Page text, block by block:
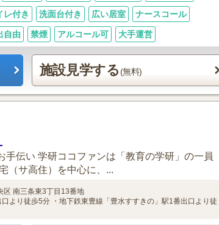
レ付き 洗面台付き 広い居室 ナースコール
自由 禁煙 アルコール可 大手運営
施設見学する (無料)
手伝い 学研ココファンは「教育の学研」の一員
（サ高住）を中心に、...
区 南三条東3丁目13番地
より徒歩5分 ・地下鉄東豊線「豊水すすきの」駅1番出口より徒